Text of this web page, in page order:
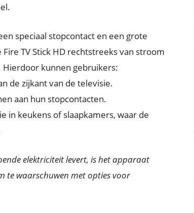
speciaal stopcontact en een grote
TV Stick HD rechtstreeks van stroom
Hierdoor kunnen gebruikers:
de zijkant van de televisie.
aan hun stopcontacten.
in keukens of slaapkamers, waar de
elektriciteit levert, is het apparaat
te waarschuwen met opties voor